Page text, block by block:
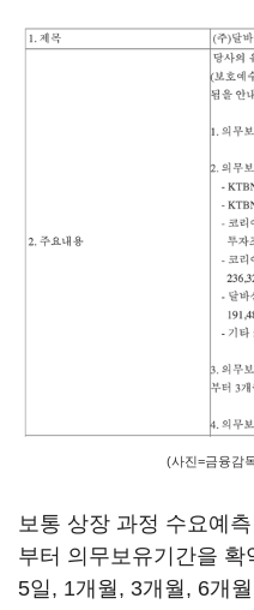
(사진=금융감
보통 상장 과정 수요예
부터 의무보유기간을
5일, 1개월, 3개월, 6개